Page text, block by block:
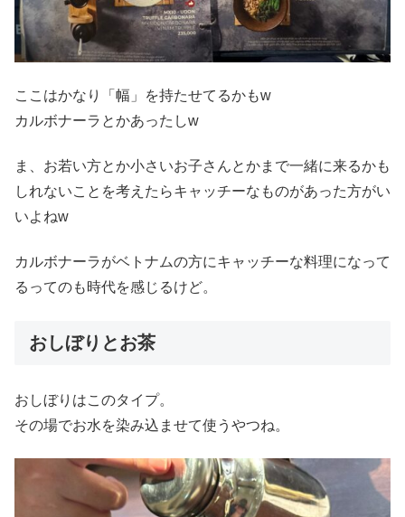
ここはかなり「幅」を持たせてるかもw
カルボナーラとかあったしw
ま、お若い方とか小さいお子さんとかまで一緒に来るかも
しれないことを考えたらキャッチーなものがあった方がい
いよねw
カルボナーラがベトナムの方にキャッチーな料理になって
るってのも時代を感じるけど。
おしぼりとお茶
おしぼりはこのタイプ。
その場でお水を染み込ませて使うやつね。